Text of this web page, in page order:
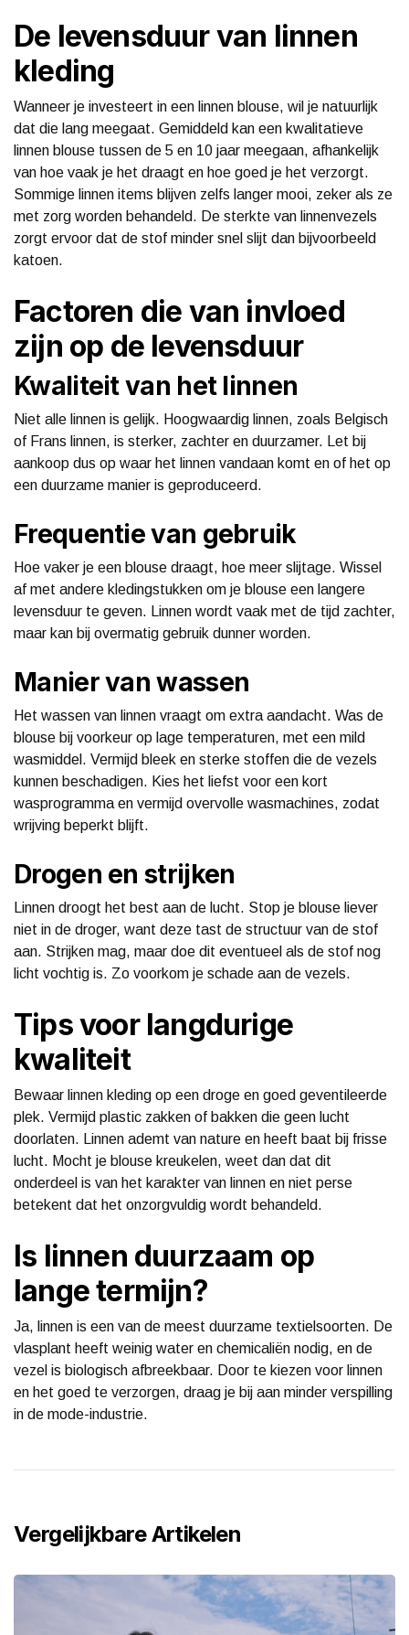
De levensduur van linnen
kleding
Wanneer je investeert in een linnen blouse, wil je natuurlijk
dat die lang meegaat. Gemiddeld kan een kwalitatieve
linnen blouse tussen de 5 en 10 jaar meegaan, afhankelijk
van hoe vaak je het draagt en hoe goed je het verzorgt.
Sommige linnen items blijven zelfs langer mooi, zeker als ze
met zorg worden behandeld. De sterkte van linnenvezels
zorgt ervoor dat de stof minder snel slijt dan bijvoorbeeld
katoen.
Factoren die van invloed
zijn op de levensduur
Kwaliteit van het linnen
Niet alle linnen is gelijk. Hoogwaardig linnen, zoals Belgisch
of Frans linnen, is sterker, zachter en duurzamer. Let bij
aankoop dus op waar het linnen vandaan komt en of het op
een duurzame manier is geproduceerd.
Frequentie van gebruik
Hoe vaker je een blouse draagt, hoe meer slijtage. Wissel
af met andere kledingstukken om je blouse een langere
levensduur te geven. Linnen wordt vaak met de tijd zachter,
maar kan bij overmatig gebruik dunner worden.
Manier van wassen
Het wassen van linnen vraagt om extra aandacht. Was de
blouse bij voorkeur op lage temperaturen, met een mild
wasmiddel. Vermijd bleek en sterke stoffen die de vezels
kunnen beschadigen. Kies het liefst voor een kort
wasprogramma en vermijd overvolle wasmachines, zodat
wrijving beperkt blijft.
Drogen en strijken
Linnen droogt het best aan de lucht. Stop je blouse liever
niet in de droger, want deze tast de structuur van de stof
aan. Strijken mag, maar doe dit eventueel als de stof nog
licht vochtig is. Zo voorkom je schade aan de vezels.
Tips voor langdurige
kwaliteit
Bewaar linnen kleding op een droge en goed geventileerde
plek. Vermijd plastic zakken of bakken die geen lucht
doorlaten. Linnen ademt van nature en heeft baat bij frisse
lucht. Mocht je blouse kreukelen, weet dan dat dit
onderdeel is van het karakter van linnen en niet perse
betekent dat het onzorgvuldig wordt behandeld.
Is linnen duurzaam op
lange termijn?
Ja, linnen is een van de meest duurzame textielsoorten. De
vlasplant heeft weinig water en chemicaliën nodig, en de
vezel is biologisch afbreekbaar. Door te kiezen voor linnen
en het goed te verzorgen, draag je bij aan minder verspilling
in de mode-industrie.
Vergelijkbare Artikelen